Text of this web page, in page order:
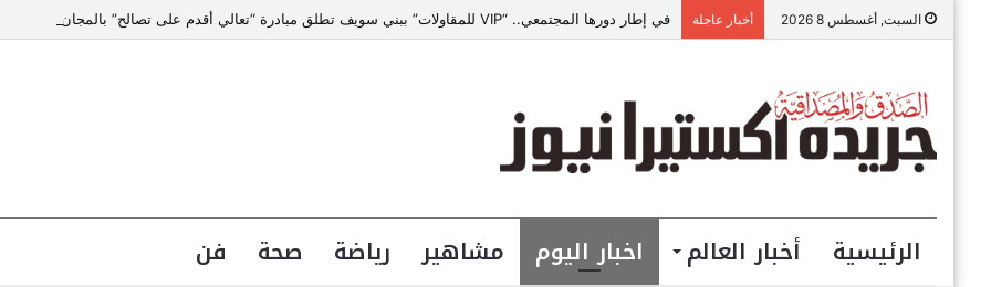
السبت, أغسطس 8 2026 أخبار عاجلة في إطار دورها المجتمعي.. “VIP للمقاولات” ببني سويف تطلق مبادرة “تعالي أقدم على تصالح” بالمجان
الرئيسية أخبار العالم اخبار اليوم مشاهير رياضة صحة فن